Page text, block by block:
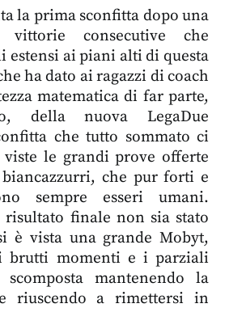
la prima sconfitta dopo una
consecutive che
estensi ai piani alti di questa
ha dato ai ragazzi di coach
matematica di far parte,
della nuova LegaDue
che tutto sommato ci
viste le grandi prove offerte
che pur forti e
sempre esseri umani.
finale non sia stato
è vista una grande Mobyt,
brutti momenti e i parziali
mantenendo la
riuscendo a rimettersi in